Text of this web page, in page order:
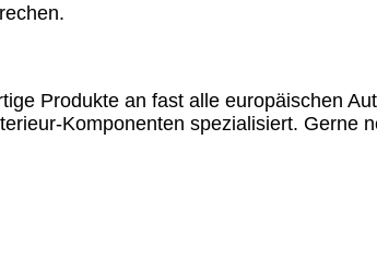
Produkte an fast alle europäischen
Komponenten spezialisiert. Gerne